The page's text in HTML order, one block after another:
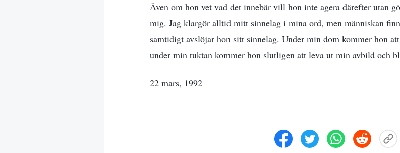
Även om hon vet vad det innebär vill hon inte agera därefter utan
mig. Jag klargör alltid mitt sinnelag i mina ord, men människan
samtidigt avslöjar hon sitt sinnelag. Under min dom kommer hon
under min tuktan kommer hon slutligen att leva ut min avbild och
22 mars, 1992